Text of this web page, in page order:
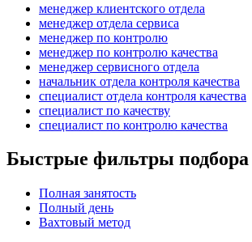
менеджер клиентского отдела
менеджер отдела сервиса
менеджер по контролю
менеджер по контролю качества
менеджер сервисного отдела
начальник отдела контроля качества
специалист отдела контроля качества
специалист по качеству
специалист по контролю качества
Быстрые фильтры подбора
Полная занятость
Полный день
Вахтовый метод